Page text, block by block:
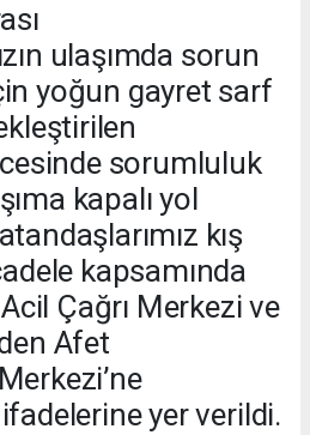
ulaşımda sorun
yoğun gayret sarf
sorumluluk
kapalı yol
kış
kapsamında
Çağrı Merkezi ve
Afet
yer verildi.